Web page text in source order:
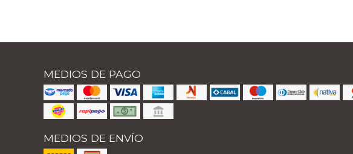
MEDIOS DE PAGO
MEDIOS DE ENVÍO